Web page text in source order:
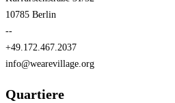
10785 Berlin
--
+49.172.467.2037
info@wearevillage.org
Quartiere